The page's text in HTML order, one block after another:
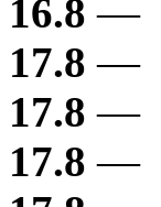
16.8 —
17.8 —
17.8 —
17.8 —